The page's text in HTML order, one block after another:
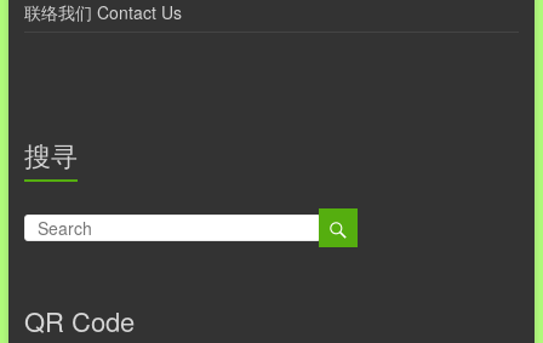
联络我们 Contact Us
搜寻
QR Code